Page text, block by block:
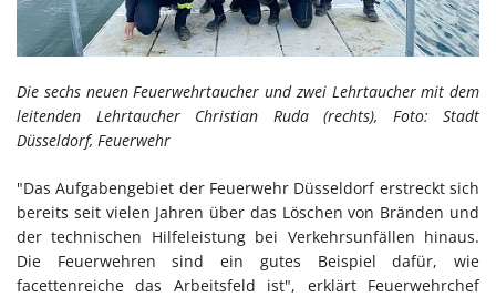
Die sechs neuen Feuerwehrtaucher und zwei Lehrtaucher mit dem
leitenden Lehrtaucher Christian Ruda (rechts), Foto: Stadt
Düsseldorf, Feuerwehr
"Das Aufgabengebiet der Feuerwehr Düsseldorf erstreckt sich
bereits seit vielen Jahren über das Löschen von Bränden und
der technischen Hilfeleistung bei Verkehrsunfällen hinaus.
Die Feuerwehren sind ein gutes Beispiel dafür, wie
facettenreiche das Arbeitsfeld ist", erklärt Feuerwehrchef